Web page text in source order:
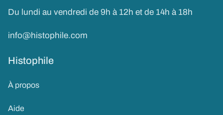
Du lundi au vendredi de 9h à 12h et de 14h à 18h
info@histophile.com
Histophile
À propos
Aide